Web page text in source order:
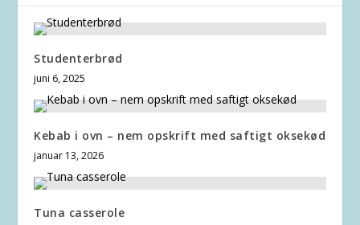
Studenterbrød
juni 6, 2025
Kebab i ovn – nem opskrift med saftigt oksekød
januar 13, 2026
Tuna casserole